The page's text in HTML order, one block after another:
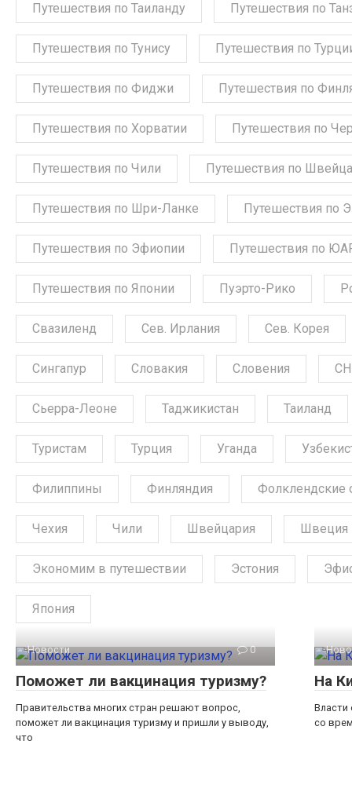
Путешествия по Таиланду Путешествия по
Путешествия по Тунису Путешествия по
Путешествия по Фиджи Путешествия по
Путешествия по Хорватии Путешествия по
Путешествия по Чили Путешествия по
Путешествия по Шри-Ланке Путешествия по
Путешествия по Эфиопии Путешествия по
Путешествия по Японии Пуэрто-Рико
Свазиленд Сев. Ирлания Сев. Корея
Сингапур Словакия Словения
Сьерра-Леоне Таджикистан Таиланд
Туристам Турция Уганда
Филиппины Финляндия Фолклендские
Чехия Чили Швейцария Швеция
Экономим в путешествии Эстония
Япония
Новости 0
Поможет ли вакцинация туризму?
Правительства многих стран решают вопрос,
поможет ли вакцинация туризму и пришли у выводу,
что
На
Власти
со